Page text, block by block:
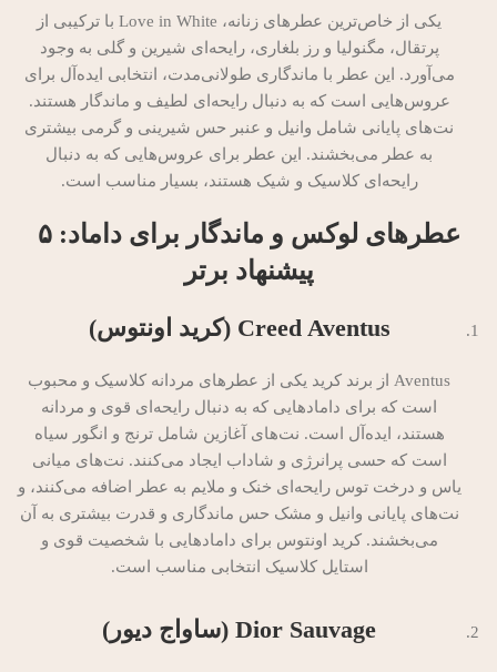
یکی از خاص‌ترین عطرهای زنانه، Love in White با ترکیبی از
پرتقال، مگنولیا و رز بلغاری، رایحه‌ای شیرین و گلی به وجود
می‌آورد. این عطر با ماندگاری طولانی‌مدت، انتخابی ایده‌آل برای
عروس‌هایی است که به دنبال رایحه‌ای لطیف و ماندگار هستند.
نت‌های پایانی شامل وانیل و عنبر حس شیرینی و گرمی بیشتری
به عطر می‌بخشند. این عطر برای عروس‌هایی که به دنبال
رایحه‌ای کلاسیک و شیک هستند، بسیار مناسب است.
عطرهای لوکس و ماندگار برای داماد: ۵
پیشنهاد برتر
Creed Aventus (کرید اونتوس)
Aventus از برند کرید یکی از عطرهای مردانه کلاسیک و محبوب
است که برای دامادهایی که به دنبال رایحه‌ای قوی و مردانه
هستند، ایده‌آل است. نت‌های آغازین شامل ترنج و انگور سیاه
است که حسی پرانرژی و شاداب ایجاد می‌کنند. نت‌های میانی
یاس و درخت توس رایحه‌ای خنک و ملایم به عطر اضافه می‌کنند، و
نت‌های پایانی وانیل و مشک حس ماندگاری و قدرت بیشتری به آن
می‌بخشند. کرید اونتوس برای دامادهایی با شخصیت قوی و
استایل کلاسیک انتخابی مناسب است.
Dior Sauvage (ساواج دیور)